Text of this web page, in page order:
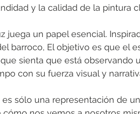
y la calidad de la pintura
juega un papel esencial.
barroco, El objetivo es que el
sienta que está observando
con su fuerza visual y
es sólo una representación de